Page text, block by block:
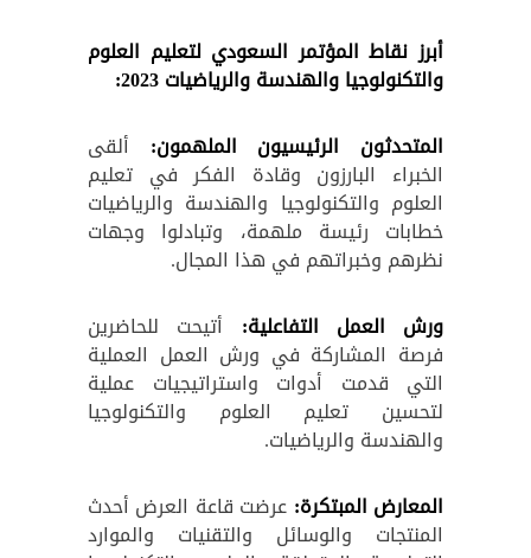
أبرز نقاط المؤتمر السعودي لتعليم العلوم
والتكنولوجيا والهندسة والرياضيات 2023:
المتحدثون الرئيسيون الملهمون: ألقى
الخبراء البارزون وقادة الفكر في تعليم
العلوم والتكنولوجيا والهندسة والرياضيات
خطابات رئيسة ملهمة، وتبادلوا وجهات
نظرهم وخبراتهم في هذا المجال.
ورش العمل التفاعلية: أتيحت للحاضرين
فرصة المشاركة في ورش العمل العملية
التي قدمت أدوات واستراتيجيات عملية
لتحسين تعليم العلوم والتكنولوجيا
والهندسة والرياضيات.
المعارض المبتكرة: عرضت قاعة العرض أحدث
المنتجات والوسائل والتقنيات والموارد